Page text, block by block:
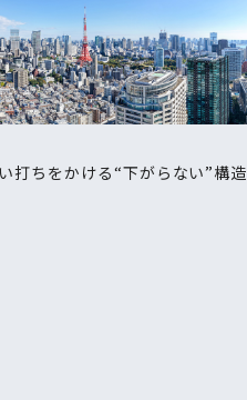
打ちをかける“下がらない”構造